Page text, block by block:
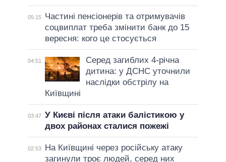
05:15
Частині пенсіонерів та отримувачів
соцвиплат треба змінити банк до 15
вересня: кого це стосується
04:51
Серед загиблих 4-річна
дитина: у ДСНС уточнили
наслідки обстрілу на
Київщині
03:47 У Києві після атаки балістикою у
двох районах сталися пожежі
02:53
На Київщині через російську атаку
загинули троє людей, серед них